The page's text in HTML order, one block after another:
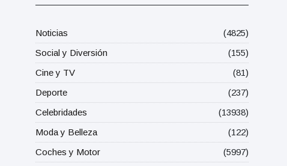
Noticias
(4825)
Social y Diversión
(155)
Cine y TV
(81)
Deporte
(237)
Celebridades
(13938)
Moda y Belleza
(122)
Coches y Motor
(5997)